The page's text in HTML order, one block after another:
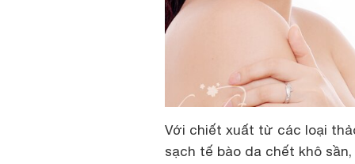
Với chiết xuất từ các loại
sạch tế bào da chết khô